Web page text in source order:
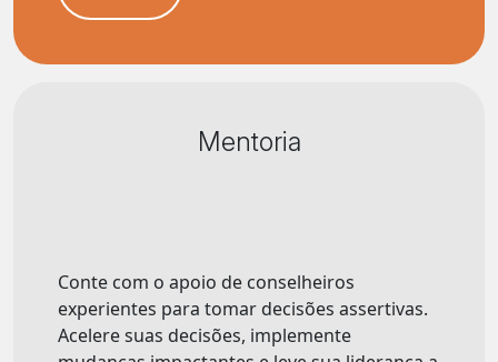
Mentoria
Conte com o apoio de conselheiros
experientes para tomar decisões assertivas.
Acelere suas decisões, implemente